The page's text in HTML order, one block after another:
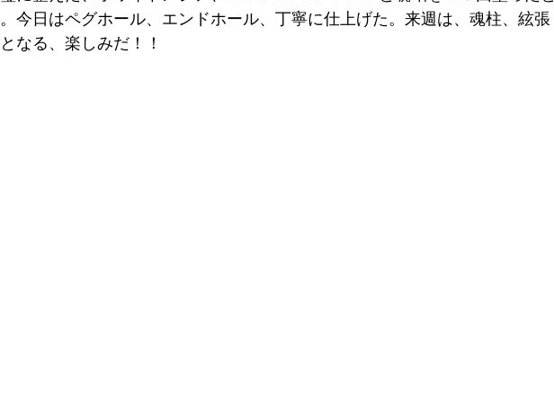
今日はペグホール、エンドホール、丁寧に仕上げた。来週は、魂柱、絃張
なる、楽しみだ！！